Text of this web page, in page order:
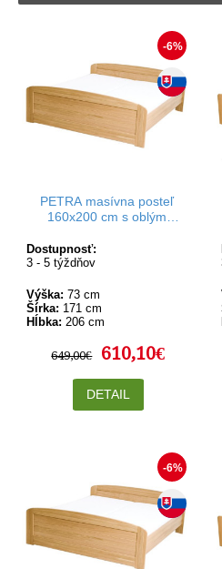
-6%
PETRA masívna posteľ
160x200 cm s oblým
Dostupnosť:
3 - 5 týždňov
Výška: 73 cm
Šírka: 171 cm
Hĺbka: 206 cm
649,00€ 610,10€
DETAIL
-6%